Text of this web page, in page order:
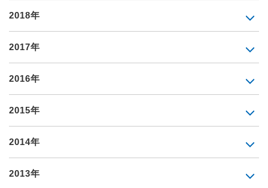
2018年
2017年
2016年
2015年
2014年
2013年